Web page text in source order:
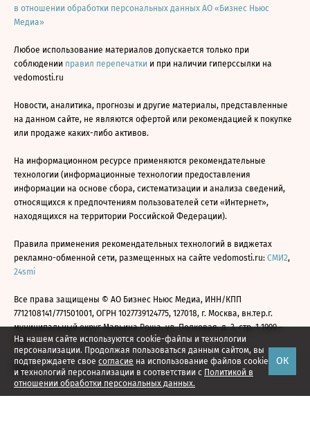
На нашем сайте используются cookie-файлы и технологии
персонализации. Продолжая пользоваться данным сайтом, вы
подтверждаете свое согласие на использование файлов cookie
и технологий персонализации в соответствии с Политикой в
отношении обработки персональных данных.
ОК
в отношении обработки персональных данных АО «Бизнес Ньюс
Медиа»
Любое использование материалов допускается только при
соблюдении правил перепечатки и при наличии гиперссылки на
vedomosti.ru
Новости, аналитика, прогнозы и другие материалы, представленные
на данном сайте, не являются офертой или рекомендацией к покупке
или продаже каких-либо активов.
На информационном ресурсе применяются рекомендательные
технологии (информационные технологии предоставления
информации на основе сбора, систематизации и анализа сведений,
относящихся к предпочтениям пользователей сети «Интернет»,
находящихся на территории Российской Федерации).
Правила применения рекомендательных технологий в виджетах
рекламно-обменной сети, размещенных на сайте vedomosti.ru: СМИ2,
24smi
Все права защищены © АО Бизнес Ньюс Медиа, ИНН/КПП
7712108141/771501001, ОГРН 1027739124775, 127018, г. Москва, вн.тер.г.
муниципальный округ Марьина Роща, ул. Полковая, д. 3, стр. 1 1999—
2026